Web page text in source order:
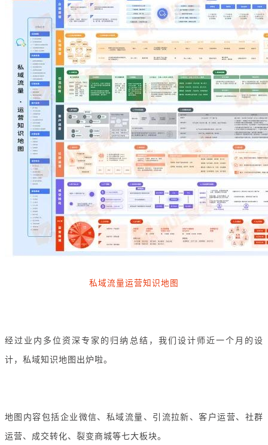
私域流量运营知识地图
经过业内多位资深专家的归纳总结，我们设计师近一个月的设
计，私域知识地图出炉啦。
地图内容包括企业微信、私域流量、引流拉新、客户运营、社群
运营、成交转化、裂变商城等七大板块。